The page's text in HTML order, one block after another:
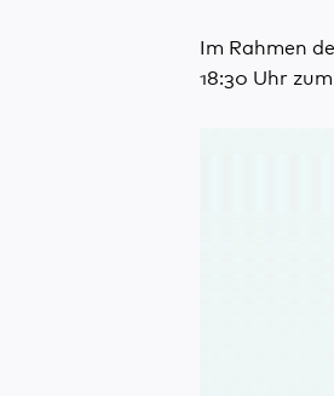
Im Rahmen
18:30 Uhr